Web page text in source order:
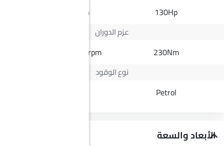
130Hp
164Hp@3400rpm
عزم الدوران
230Nm
430Nm@1600-2200rpm
نوع الوقود
Petrol
الأبعاد والسعة